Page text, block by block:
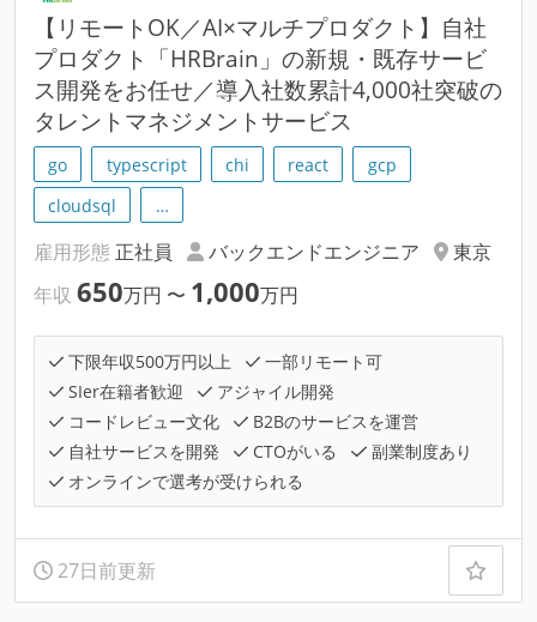
【リモートOK／AI×マルチプロダクト】自社
プロダクト「HRBrain」の新規・既存サービ
ス開発をお任せ／導入社数累計4,000社突破の
タレントマネジメントサービス
go typescript chi react
gcp
cloudsql
…
雇用形態 正社員 バックエンドエンジニア
東京
年収 650万円 〜 1,000万円
下限年収500万円以上
一部リモート可
SIer在籍者歓迎
アジャイル開発
コードレビュー文化
B2Bのサービスを運営
自社サービスを開発
CTOがいる
副業制度あり
オンラインで選考が受けられる
27日前更新